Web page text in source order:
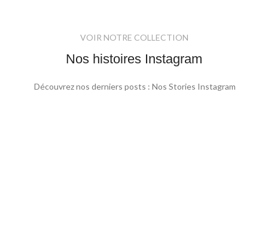
VOIR NOTRE COLLECTION
Nos histoires Instagram
Découvrez nos derniers posts : Nos Stories Instagram